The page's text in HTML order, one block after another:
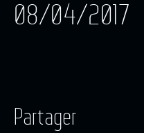
08/04/2017
Partager